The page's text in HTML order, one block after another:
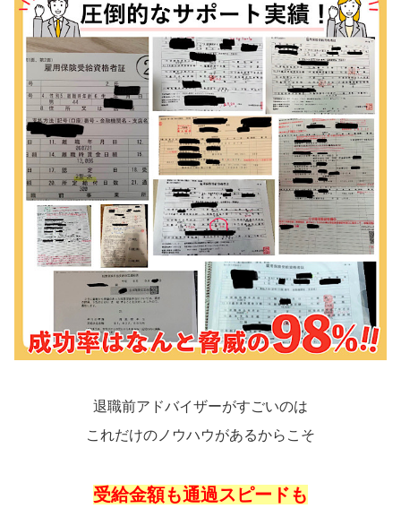
退職前アドバイザーがすごいのは
これだけのノウハウがあるからこそ
受給金額も通過スピードも